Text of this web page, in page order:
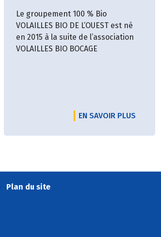
Le groupement 100 % Bio
VOLAILLES BIO DE L’OUEST est né
en 2015 à la suite de l’association
VOLAILLES BIO BOCAGE
EN SAVOIR PLUS
Plan du site